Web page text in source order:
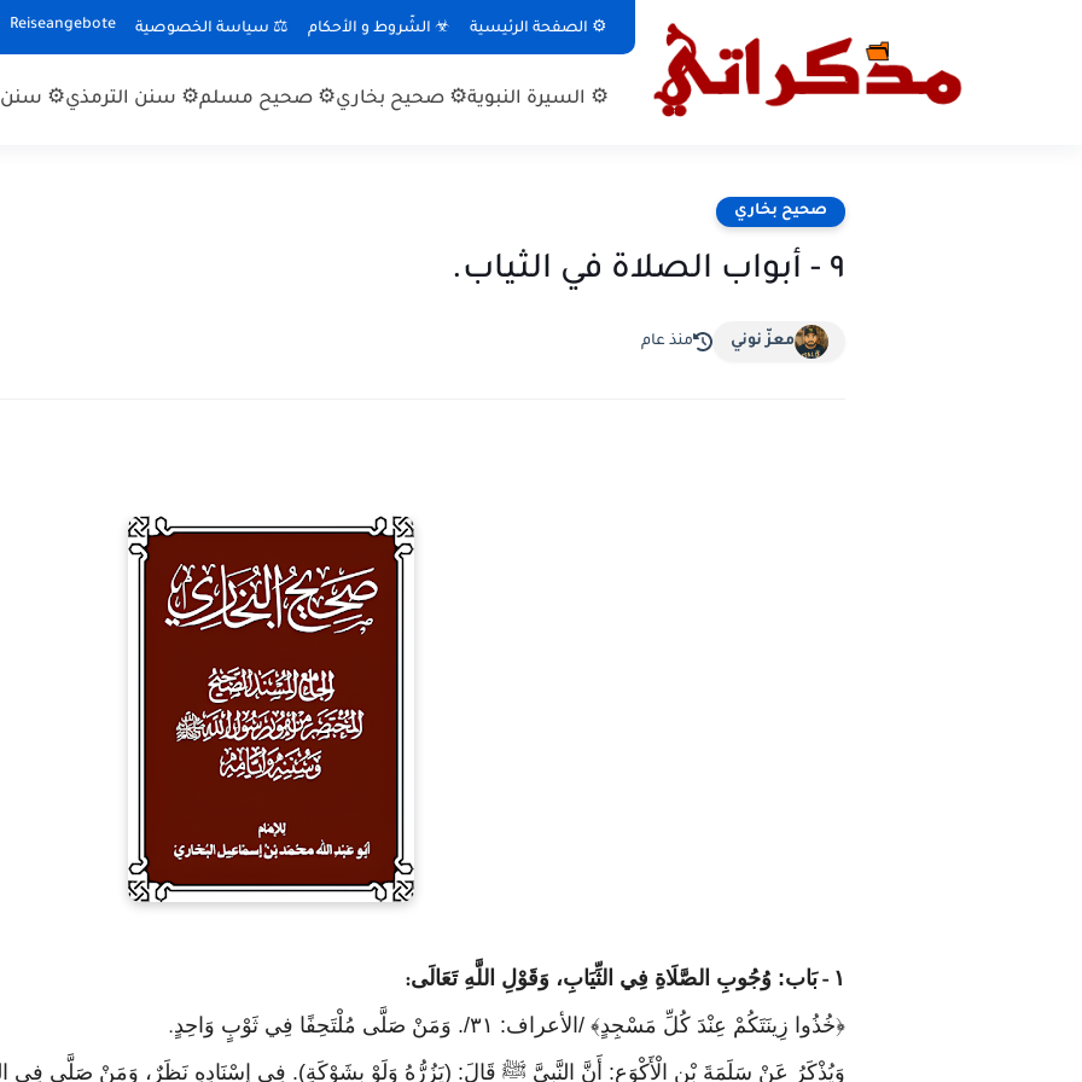
⚙ الصفحة الرئيسية ☣ الشّروط و الأحكام ⚖ سياسة الخصوصية Reiseangebote
⚙ السيرة النبوية⚙ صحيح بخاري⚙ صحيح مسلم⚙ سنن الترمذي⚙ سنن
صحيح بخاري
٩ - أبواب الصلاة في الثياب.
معزّ نوني منذ عام
١ -بَاب: وُجُوبِ الصَّلَاةِ فِي الثِّيَابِ، وَقَوْلِ اللَّهِ تَعَالَى:
﴿خُذُوا زِينَتَكُمْ عِنْدَ كُلِّ مَسْجِدٍ﴾ /الأعراف: ٣١/. وَمَنْ صَلَّى مُلْتَحِفًا فِي ثَوْبٍ وَاحِدٍ .
وَيُذْكَرُ عَنْ سَلَمَةَ بْنِ الْأَكْوَعِ: أَنَّ النَّبِيَّ ﷺ قَالَ: (يَزُرُّهُ وَلَوْ بِشَوْكَةٍ). فِي إِسْنَادِهِ نَظَرٌ، وَمَنْ صَلَّى فِي